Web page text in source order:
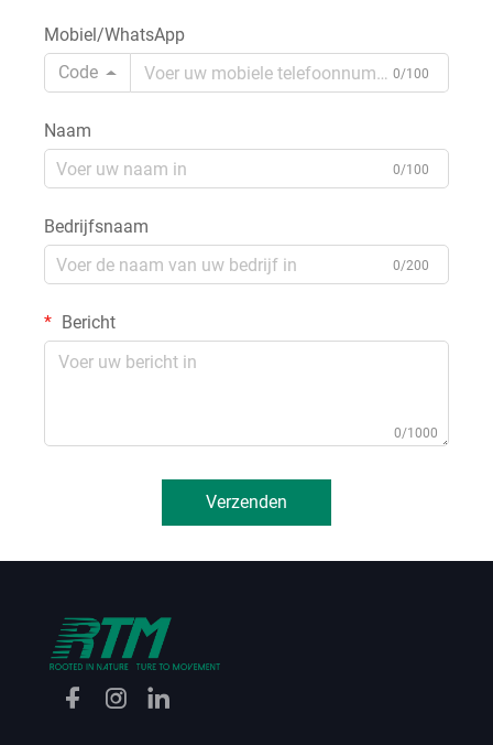
Mobiel/WhatsApp
Code
0/100
Naam
0/100
Bedrijfsnaam
0/200
Bericht
0/1000
Verzenden